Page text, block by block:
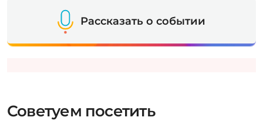
Рассказать о событии
Советуем посетить